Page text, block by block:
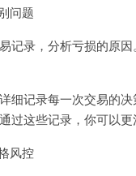
问题
记录，分析亏损的原
细记录每一次交易的
过这些记录，你可以
风控